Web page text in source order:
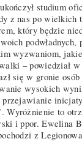
studium
z nas po wielkich
który będzie
podwładnych,
wyzwaniom,
– powiedział
się w gronie
wysokich
przejawianie
Wyróżnienie to
i ppor. Ewelina
z